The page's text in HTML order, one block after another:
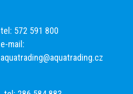
tel: 572 591 800
e-mail:
aquatrading@aquatrading.cz